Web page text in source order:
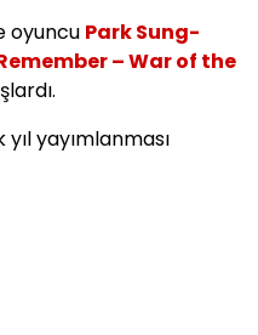
oyuncu Park Sung-
– War of the
yayımlanması